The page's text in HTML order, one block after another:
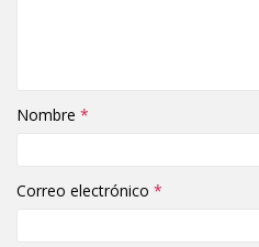
Nombre *
Correo electrónico *